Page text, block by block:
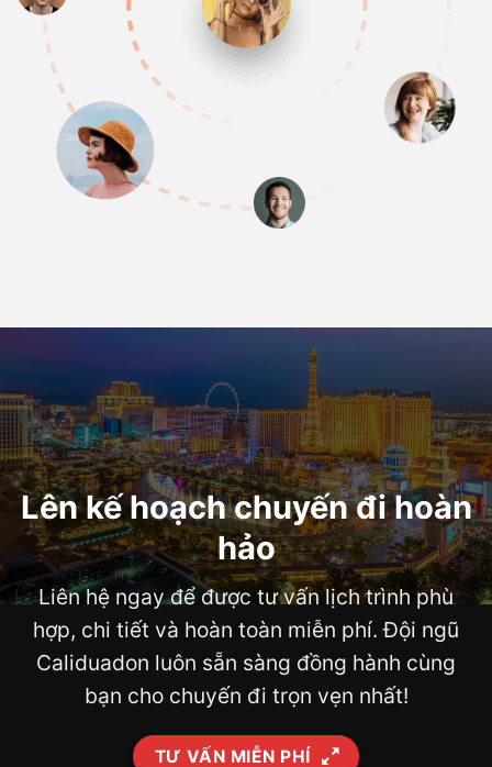
Lên kế hoạch chuyến đi hoàn
hảo
Liên hệ ngay để được tư vấn lịch trình phù
hợp, chi tiết và hoàn toàn miễn phí. Đội ngũ
Caliduadon luôn sẵn sàng đồng hành cùng
bạn cho chuyến đi trọn vẹn nhất!
TƯ VẤN MIỄN PHÍ